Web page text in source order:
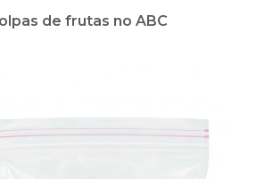
de frutas no ABC